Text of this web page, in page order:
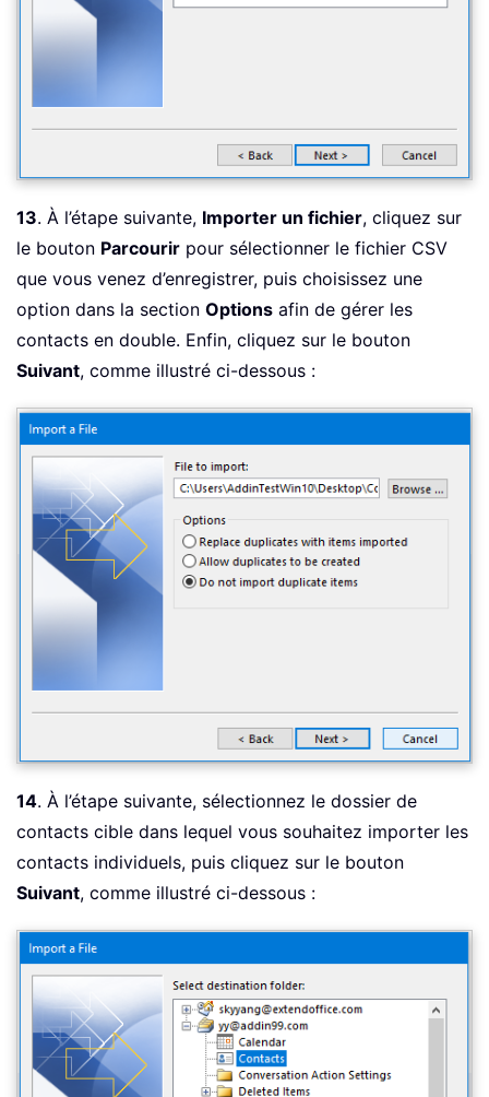
13. À l’étape suivante, Importer un fichier, cliquez sur
le bouton Parcourir pour sélectionner le fichier CSV
que vous venez d’enregistrer, puis choisissez une
option dans la section Options afin de gérer les
contacts en double. Enfin, cliquez sur le bouton
Suivant, comme illustré ci-dessous :
14. À l’étape suivante, sélectionnez le dossier de
contacts cible dans lequel vous souhaitez importer les
contacts individuels, puis cliquez sur le bouton
Suivant, comme illustré ci-dessous :